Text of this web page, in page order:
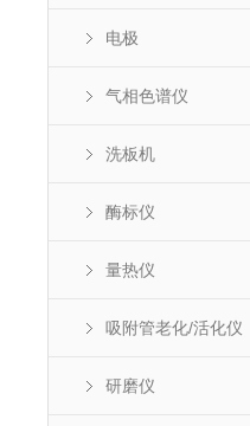
电极
气相色谱仪
洗板机
酶标仪
量热仪
吸附管老化/活化仪
研磨仪